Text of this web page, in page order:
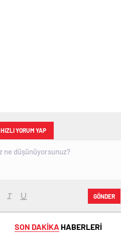
HIZLI YORUM YAP
GÖNDER
SON DAKİKA HABERLERİ